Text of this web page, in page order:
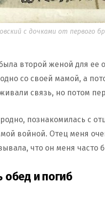
с дочками от первого
второй женой для ее
со своей мамой, а
связь, но потом
познакомилась с
войной. Отец меня
что он меня часто
обед и погиб